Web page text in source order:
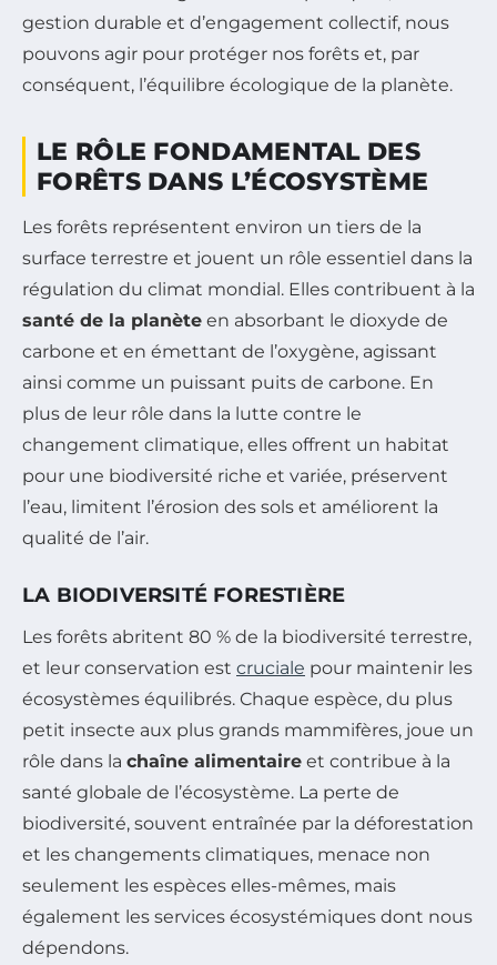
gestion durable et d’engagement collectif, nous
pouvons agir pour protéger nos forêts et, par
conséquent, l’équilibre écologique de la planète.
LE RÔLE FONDAMENTAL DES
FORÊTS DANS L’ÉCOSYSTÈME
Les forêts représentent environ un tiers de la
surface terrestre et jouent un rôle essentiel dans la
régulation du climat mondial. Elles contribuent à la
santé de la planète en absorbant le dioxyde de
carbone et en émettant de l’oxygène, agissant
ainsi comme un puissant puits de carbone. En
plus de leur rôle dans la lutte contre le
changement climatique, elles offrent un habitat
pour une biodiversité riche et variée, préservent
l’eau, limitent l’érosion des sols et améliorent la
qualité de l’air.
LA BIODIVERSITÉ FORESTIÈRE
Les forêts abritent 80 % de la biodiversité terrestre,
et leur conservation est cruciale pour maintenir les
écosystèmes équilibrés. Chaque espèce, du plus
petit insecte aux plus grands mammifères, joue un
rôle dans la chaîne alimentaire et contribue à la
santé globale de l’écosystème. La perte de
biodiversité, souvent entraînée par la déforestation
et les changements climatiques, menace non
seulement les espèces elles-mêmes, mais
également les services écosystémiques dont nous
dépendons.